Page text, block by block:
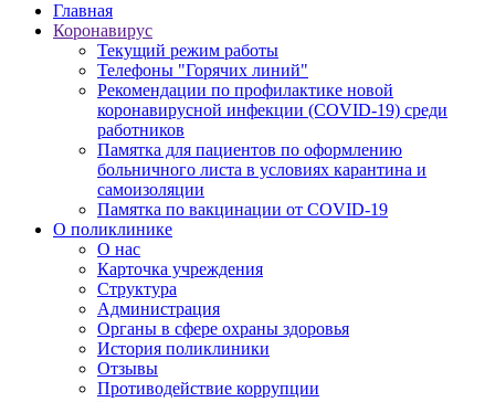
Главная
Коронавирус
Текущий режим работы
Телефоны "Горячих линий"
Рекомендации по профилактике новой
коронавирусной инфекции (COVID-19) среди
работников
Памятка для пациентов по оформлению
больничного листа в условиях карантина и
самоизоляции
Памятка по вакцинации от COVID-19
О поликлинике
О нас
Карточка учреждения
Структура
Администрация
Органы в сфере охраны здоровья
История поликлиники
Отзывы
Противодействие коррупции